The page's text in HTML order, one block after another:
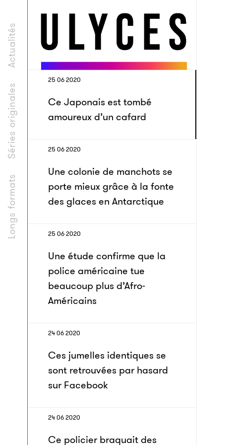
Longs formats
Séries originales
Actualités
25 06 2020
Ce Japonais est tombé
amoureux d’un cafard
25 06 2020
Une colonie de manchots se
porte mieux grâce à la fonte
des glaces en Antarctique
25 06 2020
Une étude confirme que la
police américaine tue
beaucoup plus d’Afro-
Américains
24 06 2020
Ces jumelles identiques se
sont retrouvées par hasard
sur Facebook
24 06 2020
Ce policier braquait des